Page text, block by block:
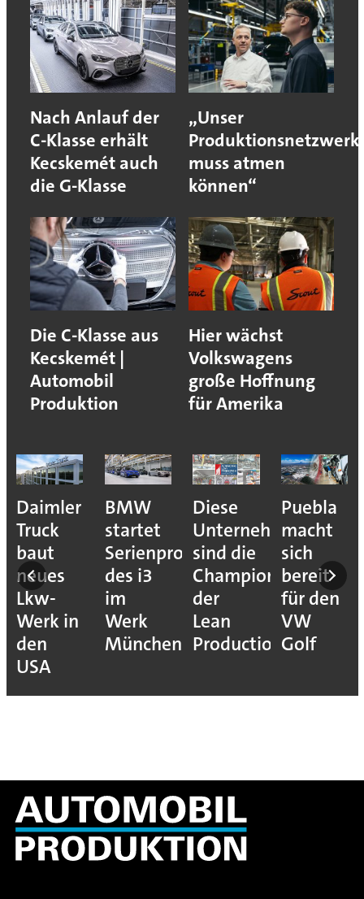
Nach Anlauf der
C-Klasse erhält
Kecskemét auch
die G-Klasse
„Unser
Produktionsnetzwerk
muss atmen
können“
Die C-Klasse aus
Kecskemét |
Automobil
Produktion
Hier wächst
Volkswagens
große Hoffnung
für Amerika
Daimler
Truck
baut
neues
Lkw-
Werk in
den
USA
BMW
startet
Serienproduktion
des i3
im
Werk
München
Diese
Unternehmen
sind die
Champions
der
Lean
Production
Puebla
macht
sich
bereit
für den
VW
Golf